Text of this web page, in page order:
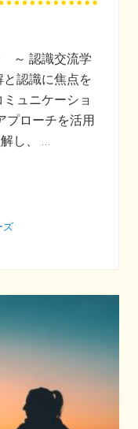
～ 認識交流学
認識に焦点を
ュニケーショ
プローチを活用
し、 …
ズ